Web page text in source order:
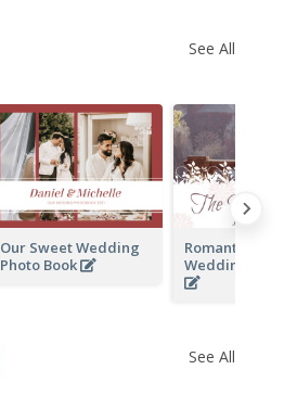
See All
Our Sweet Wedding
Photo Book
Romantic
Wedding
See All